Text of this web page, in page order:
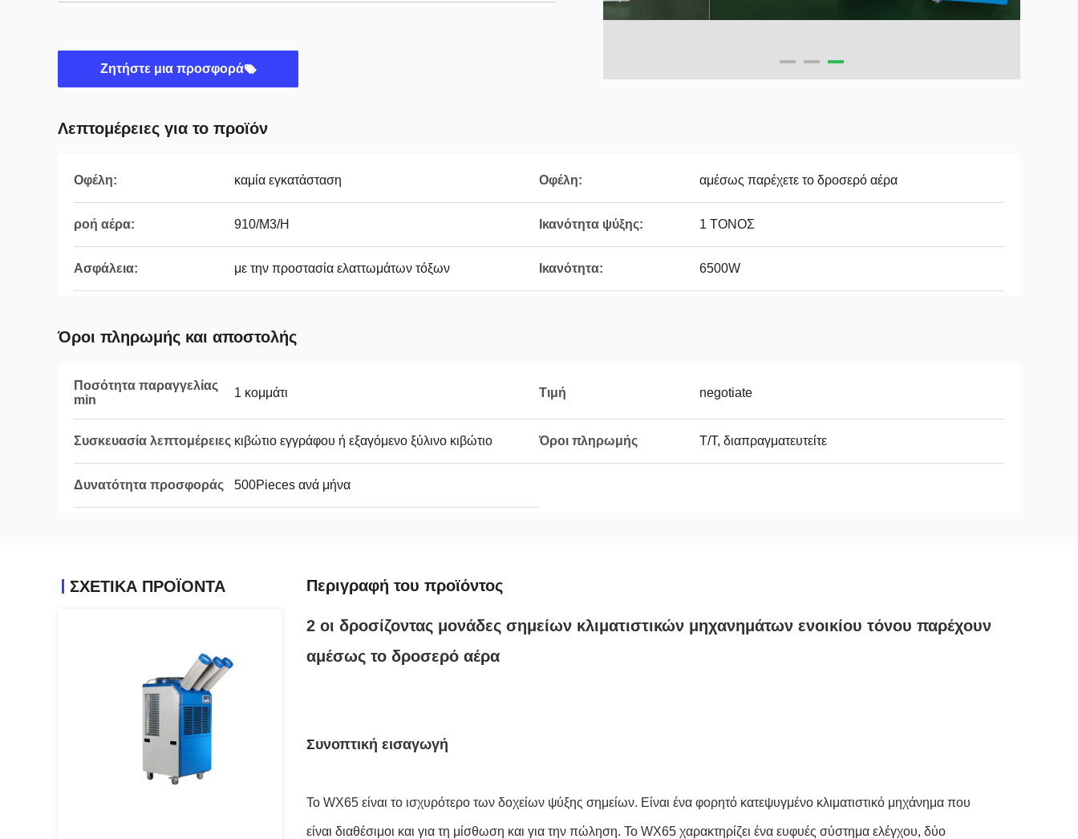
Ζητήστε μια προσφορά
Λεπτομέρειες για το προϊόν
Οφέλη: καμία εγκατάσταση Οφέλη: αμέσως παρέχετε το δροσερό αέρα
ροή αέρα: 910/M3/H Ικανότητα ψύξης: 1 ΤΟΝΟΣ
Ασφάλεια: με την προστασία ελαττωμάτων τόξων Ικανότητα: 6500W
Όροι πληρωμής και αποστολής
Ποσότητα παραγγελίας
min
1 κομμάτι Τιμή negotiate
Συσκευασία λεπτομέρειες κιβώτιο εγγράφου ή εξαγόμενο ξύλινο κιβώτιο Όροι πληρωμής T/T, διαπραγματευτείτε
Δυνατότητα προσφοράς 500Pieces ανά μήνα
ΣΧΕΤΙΚΑ ΠΡΟΪΟΝΤΑ Περιγραφή του προϊόντος
2 οι δροσίζοντας μονάδες σημείων κλιματιστικών μηχανημάτων ενοικίου τόνου παρέχουν
αμέσως το δροσερό αέρα
Συνοπτική εισαγωγή
Το WX65 είναι το ισχυρότερο των δοχείων ψύξης σημείων. Είναι ένα φορητό κατεψυγμένο κλιματιστικό μηχάνημα που
είναι διαθέσιμοι και για τη μίσθωση και για την πώληση. Το WX65 χαρακτηρίζει ένα ευφυές σύστημα ελέγχου, δύο